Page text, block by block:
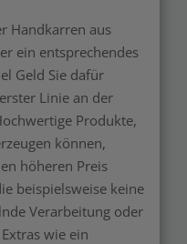
Handkarren aus
ein entsprechendes
Geld Sie dafür
Linie an der
Produkte,
können,
höheren Preis
beispielsweise keine
Verarbeitung oder
wie ein